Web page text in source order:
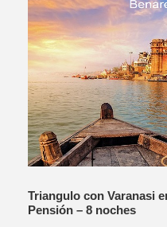
Triangulo con Varanasi
Pensión – 8 noches